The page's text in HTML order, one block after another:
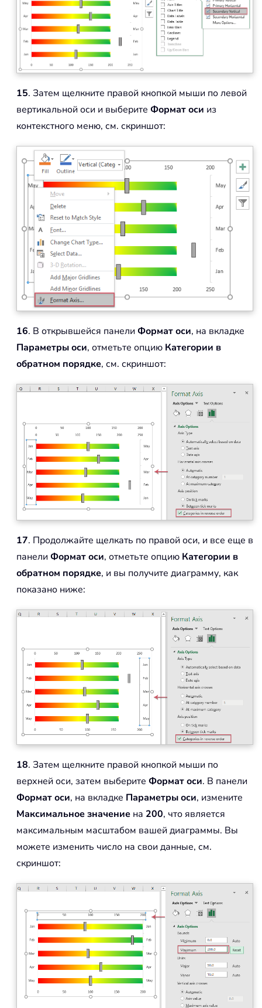
15. Затем щелкните правой кнопкой мыши по левой
вертикальной оси и выберите Формат оси из
контекстного меню, см. скриншот:
16. В открывшейся панели Формат оси, на вкладке
Параметры оси, отметьте опцию Категории в
обратном порядке, см. скриншот:
17. Продолжайте щелкать по правой оси, и все еще в
панели Формат оси, отметьте опцию Категории в
обратном порядке, и вы получите диаграмму, как
показано ниже:
18. Затем щелкните правой кнопкой мыши по
верхней оси, затем выберите Формат оси. В панели
Формат оси, на вкладке Параметры оси, измените
Максимальное значение на 200, что является
максимальным масштабом вашей диаграммы. Вы
можете изменить число на свои данные, см.
скриншот: